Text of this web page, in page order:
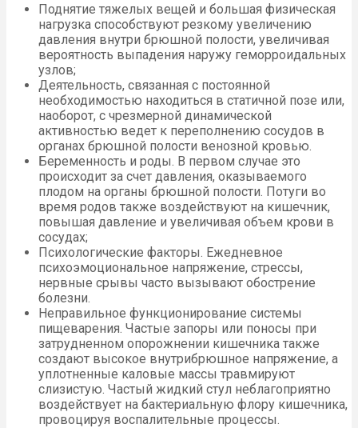
Поднятие тяжелых вещей и большая физическая
нагрузка способствуют резкому увеличению
давления внутри брюшной полости, увеличивая
вероятность выпадения наружу геморроидальных
узлов;
Деятельность, связанная с постоянной
необходимостью находиться в статичной позе или,
наоборот, с чрезмерной динамической
активностью ведет к переполнению сосудов в
органах брюшной полости венозной кровью.
Беременность и роды. В первом случае это
происходит за счет давления, оказываемого
плодом на органы брюшной полости. Потуги во
время родов также воздействуют на кишечник,
повышая давление и увеличивая объем крови в
сосудах;
Психологические факторы. Ежедневное
психоэмоциональное напряжение, стрессы,
нервные срывы часто вызывают обострение
болезни.
Неправильное функционирование системы
пищеварения. Частые запоры или поносы при
затрудненном опорожнении кишечника также
создают высокое внутрибрюшное напряжение, а
уплотненные каловые массы травмируют
слизистую. Частый жидкий стул неблагоприятно
воздействует на бактериальную флору кишечника,
провоцируя воспалительные процессы.